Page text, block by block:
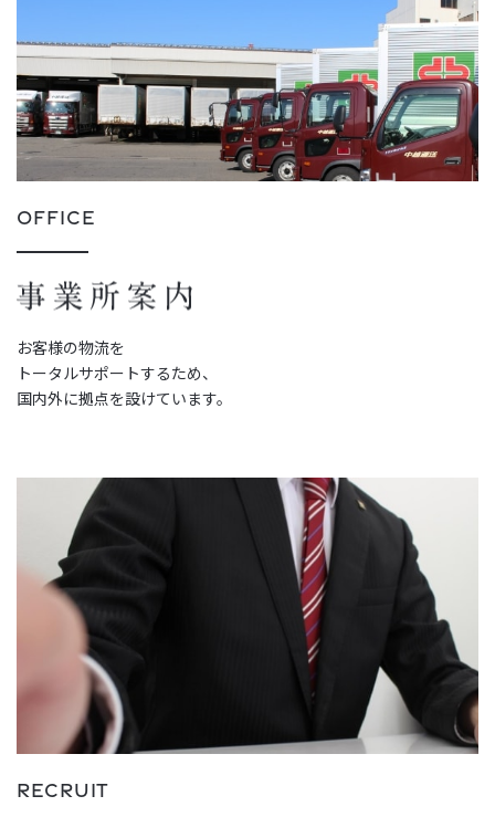
OFFICE
お客様の物流を
トータルサポートするため、
国内外に拠点を設けています。
RECRUIT